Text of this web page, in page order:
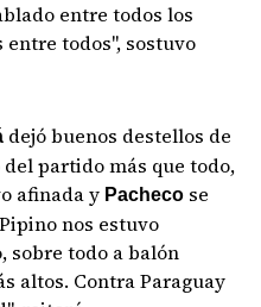
entre todos los
todos", sostuvo
dejó buenos destellos de
partido más que todo,
afinada y Pacheco se
nos estuvo
sobre todo a balón
altos. Contra Paraguay